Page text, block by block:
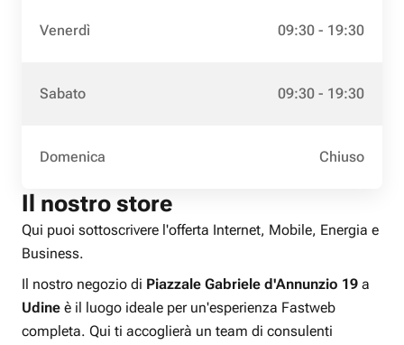
Venerdì 09:30 - 19:30
Sabato 09:30 - 19:30
Domenica Chiuso
Il nostro store
Qui puoi sottoscrivere l'offerta Internet, Mobile, Energia e
Business.
Il nostro negozio di Piazzale Gabriele d'Annunzio 19 a
Udine è il luogo ideale per un'esperienza Fastweb
completa. Qui ti accoglierà un team di consulenti